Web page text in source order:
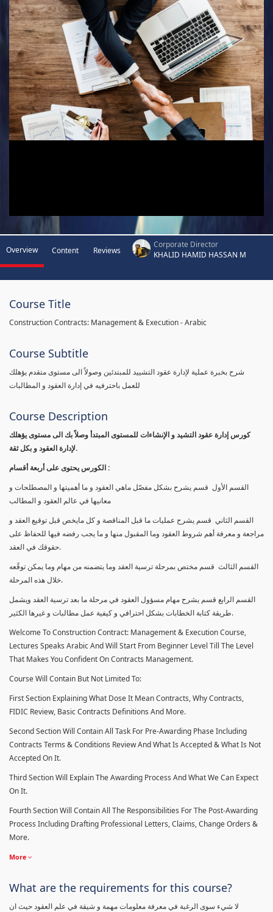
Overview Content Reviews
Corporate Director
KHALID HAMID HASSAN M
Course Title
Construction Contracts: Management & Execution - Arabic
Course Subtitle
شرح بخبرة عملية لإدارة عقود التشييد للمبتدئين وصولاً الى مستوى متقدم يؤهلك
للعمل باحترفيه في إدارة العقود و المطالبات
Course Description
كورس إدارة عقود التشيد و الإنشاءات للمستوى المبتدأ وصلاً بك الى مستوى يؤهلك
لإدارة العقود و بكل ثقة.
الكورس يحتوى على أربعة أقسام :
القسم الأول قسم يشرح بشكل مفصّل ماهي العقود و ما أهميتها و المصطلحات و
معانيها في عالم العقود و المطالب
القسم الثاني قسم يشرح عمليات ما قبل المناقصة و كل مايخص قبل توقيع العقد و
مراجعة و معرفة أهم شروط العقود وما المقبول منها و ما يجب رفضه فيها للحفاظ على
حقوقك في العقد.
القسم الثالث قسم مختص بمرحلة ترسية العقد وما يتضمنه من مهام وما يمكن توقًعه
خلال هذه المرحلة.
القسم الرابع قسم يشرح مهام مسؤول العقود في مرحلة ما بعد ترسية العقد ويشمل
طريقة كتابة الخطابات بشكل احترافي و كيفية عمل مطالبات و غيرها الكثير.
Welcome To Construction Contract: Management & Execution Course,
Lectures Speaks Arabic And Will Start From Beginner Level Till The Level
That Makes You Confident On Contracts Management.
Course Will Contain But Not Limited To:
First Section Explaining What Dose It Mean Contracts, Why Contracts,
FIDIC Review, Basic Contracts Definitions And More.
Second Section Will Contain All Task For Pre-Awarding Phase Including
Contracts Terms & Conditions Review And What Is Accepted & What Is Not
Accepted On It.
Third Section Will Explain The Awarding Process And What We Can Expect
On It.
Fourth Section Will Contain All The Responsibilities For The Post-Awarding
Process Including Drafting Professional Letters, Claims, Change Orders &
More.
More
What are the requirements for this course?
لا شيء سوى الرغبة في معرفة معلومات مهمة و شيقة في علم العقود حيث ان